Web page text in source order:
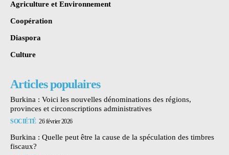
Agriculture et Environnement
Coopération
Diaspora
Culture
Articles populaires
Burkina : Voici les nouvelles dénominations des régions,
provinces et circonscriptions administratives
SOCIÉTÉ 26 février 2026
Burkina : Quelle peut être la cause de la spéculation des timbres
fiscaux?